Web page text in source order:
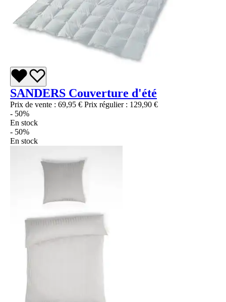
SANDERS Couverture d'été
Prix de vente : 69,95 € Prix régulier : 129,90 €
- 50%
En stock
- 50%
En stock